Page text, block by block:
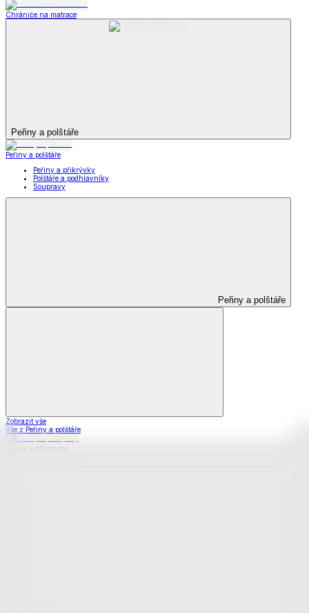
Chrániče na matrace
Peřiny a polštáře
Peřiny a polštáře
Peřiny a přikrývky
Polštáře a podhlavníky
Soupravy
Peřiny a polštáře
Zobrazit vše
Vše z Peřiny a polštáře
Peřiny a přikrývky